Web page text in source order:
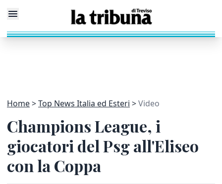
Home Top News Italia ed Esteri Video
Champions League, i
giocatori del Psg all'Eliseo
con la Coppa